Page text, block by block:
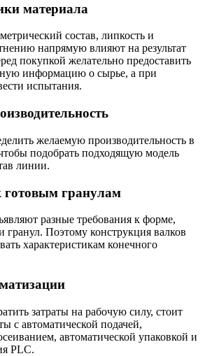
материала
состав, липкость и
напрямую влияют на результат
покупкой желательно предоставить
информацию о сырье, а при
испытания.
желаемую производительность в
подобрать подходящую модель
линии.
готовым гранулам
разные требования к форме,
гранул. Поэтому конструкция валков
характеристикам конечного
затраты на рабочую силу, стоит
с автоматической подачей,
автоматической упаковкой и
PLC.